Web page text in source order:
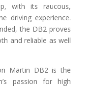
with its raucous,
driving experience.
the DB2 proves
and reliable as well
Martin DB2 is the
passion for high